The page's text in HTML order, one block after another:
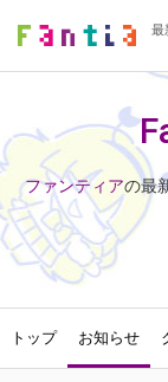
最
ファンティアの最
トップ お知らせ